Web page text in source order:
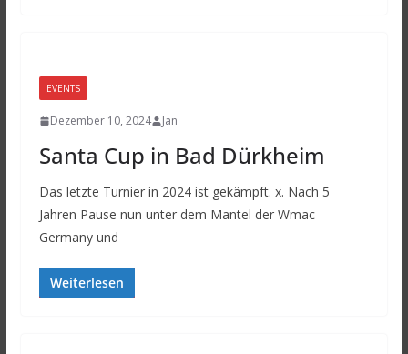
EVENTS
Dezember 10, 2024 Jan
Santa Cup in Bad Dürkheim
Das letzte Turnier in 2024 ist gekämpft. x. Nach 5
Jahren Pause nun unter dem Mantel der Wmac
Germany und
Weiterlesen